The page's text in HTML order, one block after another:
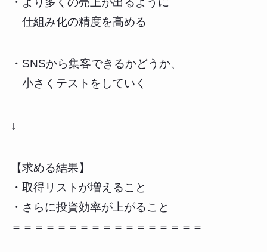
仕組み化の精度を高める
・SNSから集客できるかどうか、
小さくテストをしていく
↓
【求める結果】
・取得リストが増えること
・さらに投資効率が上がること
＝＝＝＝＝＝＝＝＝＝＝＝＝＝＝＝＝